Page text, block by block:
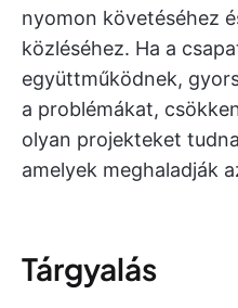
nyomon követéséhez
közléséhez. Ha a
együttműködnek,
a problémákat,
olyan projekteket
amelyek meghaladják
Tárgyalás